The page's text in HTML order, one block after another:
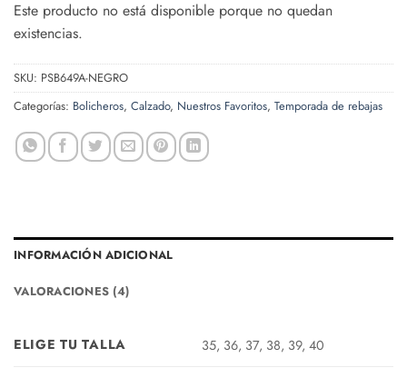
Este producto no está disponible porque no quedan
existencias.
SKU: PSB649A-NEGRO
Categorías: Bolicheros, Calzado, Nuestros Favoritos, Temporada de rebajas
INFORMACIÓN ADICIONAL
VALORACIONES (4)
ELIGE TU TALLA 35, 36, 37, 38, 39, 40